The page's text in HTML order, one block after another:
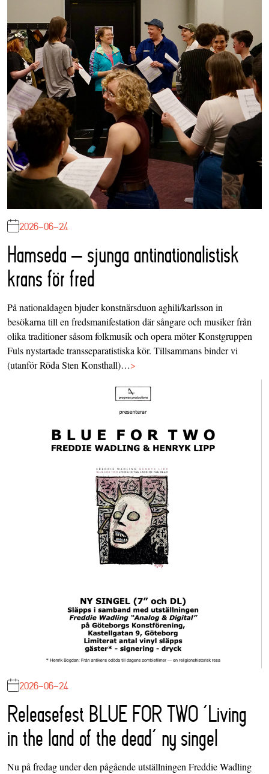
2026-06-24
Hamseda – sjunga antinationalistisk
krans för fred
På nationaldagen bjuder konstnärsduon aghili/karlsson in
besökarna till en fredsmanifestation där sångare och musiker från
olika traditioner såsom folkmusik och opera möter Konstgruppen
Fuls nystartade transseparatistiska kör. Tillsammans binder vi
(utanför Röda Sten Konsthall)…>
2026-06-24
Releasefest BLUE FOR TWO ‘Living
in the land of the dead’ ny singel
Nu på fredag under den pågående utställningen Freddie Wadling